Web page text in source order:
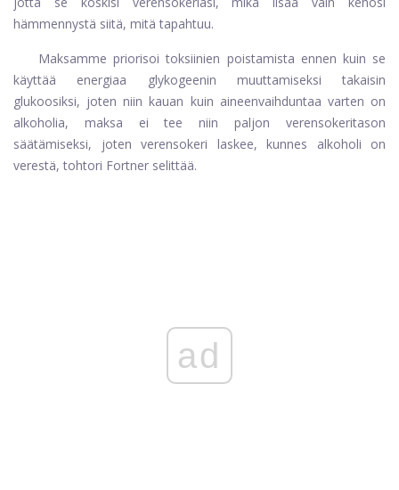
hämmennystä siitä, mitä tapahtuu.
Maksamme priorisoi toksiinien poistamista ennen kuin se
käyttää energiaa glykogeenin muuttamiseksi takaisin
glukoosiksi, joten niin kauan kuin aineenvaihduntaa varten on
alkoholia, maksa ei tee niin paljon verensokeritason
säätämiseksi, joten verensokeri laskee, kunnes alkoholi on
verestä, tohtori Fortner selittää.
ad